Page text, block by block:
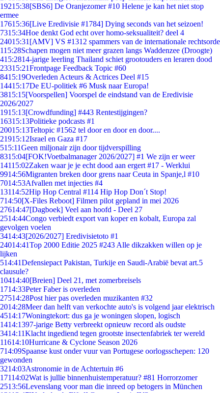
19215:38[SBS6] De Oranjezomer #10 Helene je kan het niet stop
ermee
17615:36[Live Eredivisie #1784] Dying seconds van het seizoen!
7315:34Hoe denkt God echt over homo-seksualiteit? deel 4
24015:31 [AMV] VS #1312 spammers van de internationale rechtsorde
115:28Schapen mogen niet meer grazen langs Waddenzee (Droogte)
415:2814-jarige leerling Thailand schiet grootouders en leraren dood
23315:21Frontpage Feedback Topic #60
8415:19Overleden Acteurs & Actrices Deel #15
14415:17De EU-politiek #6 Musk naar Europa!
3815:15[Voorspellen] Voorspel de eindstand van de Eredivisie
2026/2027
1915:13[Crowdfunding] #443 Rentestijgingen?
16315:13Politieke podcasts #1
20015:13Teltopic #1562 tel door en door en door....
21915:12Israel en Gaza #17
515:11Geen miljonair zijn door tijdverspilling
8315:04[FOK!Voetbalmanager 2026/2027] #1 We zijn er weer
14115:02Zaken waar je je echt dood aan ergert #17 - Werklui
9914:56Migranten breken door grens naar Ceuta in Spanje,l #10
7014:53Afvallen met injecties #4
13114:52Hip Hop Central #114 Hip Hop Don´t Stop!
714:50[X-Files Reboot] Filmen pilot gepland in mei 2026
27614:47[Dagboek] Veel aan hoofd - Deel 27
2514:44Congo verbiedt export van koper en kobalt, Europa zal
gevolgen voelen
3414:43[2026/2027] Eredivisietoto #1
24014:41Top 2000 Editie 2025 #243 Alle dikzakken willen op je
lijken
514:41Defensiepact Pakistan, Turkije en Saudi-Arabië bevat art.5
clausule?
10414:40[Breien] Deel 21, met zomerbreisels
1714:33Peter Faber is overleden
27514:28Post hier pas overleden muzikanten #32
2014:28Meer dan helft van verkochte auto's is volgend jaar elektrisch
4514:17Woningtekort: dus ga je woningen slopen, logisch
1414:1397-jarige Betty verbreekt opnieuw record als oudste
3414:11Klacht ingediend tegen grootste insectenfabriek ter wereld
11614:10Hurricane & Cyclone Season 2026
714:09Spaanse kust onder vuur van Portugese oorlogsschepen: 120
gewonden
3214:03Astronomie in de Achtertuin #6
17114:02Wat is jullie binnenhuistemperatuur? #81 Horrorzomer
2513:56Levenslang voor man die inreed op betogers in München